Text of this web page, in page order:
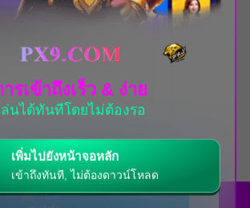
จะเกิดขึ้น
ารเข้าถึงเร็ว & ง่าย
ล่นได้ทันทีโดยไม่ต้องรอ
เพิ่มไปยังหน้าจอหลัก
เข้าถึงทันที, ไม่ต้องดาวน์โหลด